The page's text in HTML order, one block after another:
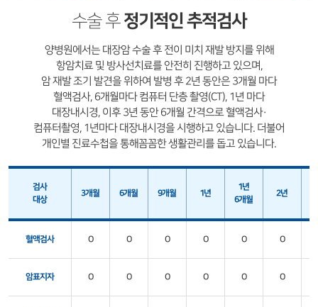
수술 후정기적인 추적검사
양병원에서는 대장암 수술 후 전이 미치 재발 방지를 위해
항암치료 및 방사선치료를 안전히 진행하고 있으며,
암 재발 조기 발견을 위하여 발병 후 2년 동안은 3개월 마다
혈액검사, 6개월마다 컴퓨터 단층 촬영(CT), 1년 마다
대장내시경, 이후 3년 동안 6개월 간격으로 혈액검사·
컴퓨터촬영, 1년마다 대장내시경을 시행하고 있습니다. 더불어
개인별 진료수첩을 통해꼼꼼한 생활관리를 돕고 있습니다.
검사
대상
3개월 6개월 9개월 1년
1년
6개월
2년
혈액검사 O O O O O O
암표지자 O O O O O O